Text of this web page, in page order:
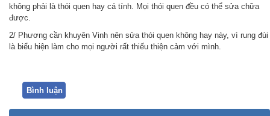
không phải là thói quen hay cá tính. Mọi thói quen đều có thể sửa chữa
được.
2/ Phương cần khuyên Vinh nên sửa thói quen không hay này, vì rung đùi
là biểu hiện làm cho mọi người rất thiếu thiện cảm với mình.
Bình luận